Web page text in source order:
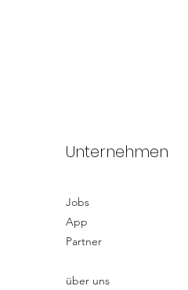
Unternehmen
Jobs
App
Partner
über uns